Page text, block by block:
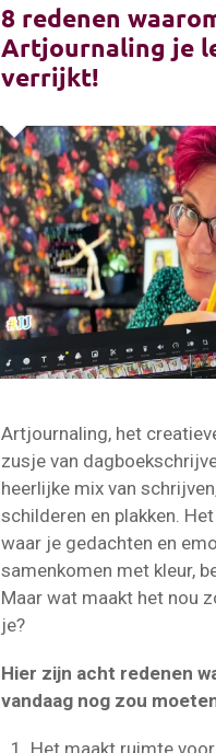
8 redenen
Artjournaling je
verrijkt!
Artjournaling, het
zusje van
heerlijke mix van
schilderen en plakken.
waar je gedachten en
samenkomen met kleur,
Maar wat maakt het nou
je?
Hier zijn acht redenen
vandaag nog zou
Het maakt ruimte